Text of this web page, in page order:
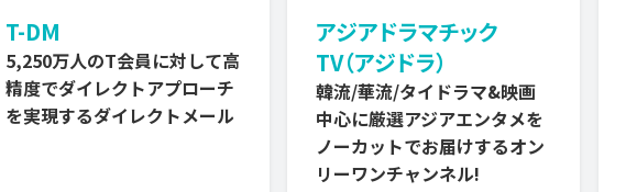
T-DM
5,250万人のT会員に対して高
精度でダイレクトアプローチ
を実現するダイレクトメール
アジアドラマチック
TV（アジドラ）
韓流/華流/タイドラマ&映画
中心に厳選アジアエンタメを
ノーカットでお届けするオン
リーワンチャンネル!